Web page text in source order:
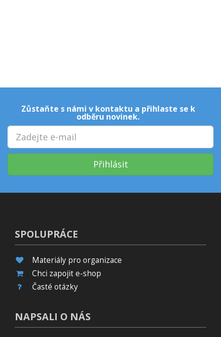
Zůstaňte s námi v kontaktu a přihlaste se k
odběru novinek.
Přihlásit
SPOLUPRÁCE
Materiály pro organizace
Chci zapojit e-shop
Časté otázky
NAPSALI O NÁS